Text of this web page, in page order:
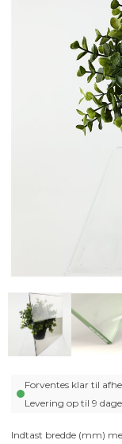
Forventes klar til
Levering op til 9
Indtast bredde (mm)